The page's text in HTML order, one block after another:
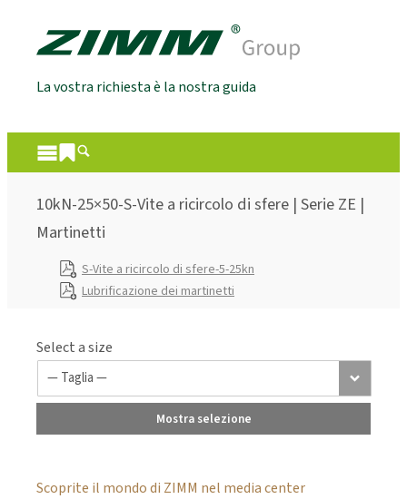
La vostra richiesta è la nostra guida
10kN-25×50-S-Vite a ricircolo di sfere | Serie ZE |
Martinetti
S-Vite a ricircolo di sfere-5-25kn
Lubrificazione dei martinetti
Select a size
Mostra selezione
Scoprite il mondo di ZIMM nel media center